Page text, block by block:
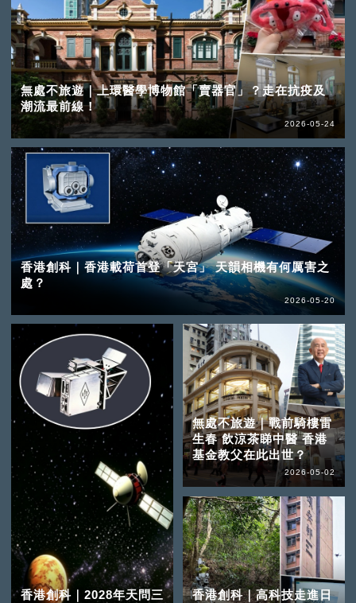
無處不旅遊｜上環醫學博物館「賣器官」？走在抗疫及
潮流最前線！
2026-05-24
香港創科｜香港載荷首登「天宮」 天韻相機有何厲害之
處？
2026-05-20
香港創科｜2028年天問三
無處不旅遊｜戰前騎樓雷
生春 飲涼茶睇中醫 香港
基金教父在此出世？
2026-05-02
香港創科｜高科技走進日